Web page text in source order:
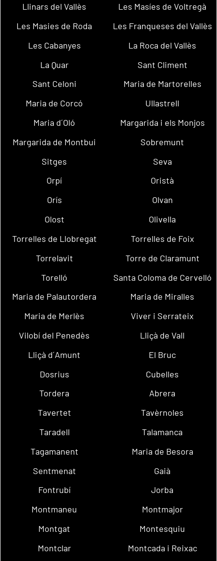
Llinars del Vallès
Les Masíes de Voltregà
Les Masies de Roda
Les Franqueses del Vallès
Les Cabanyes
La Roca del Vallès
La Quar
Sant Climent
Sant Celoni
Maria de Martorelles
Maria de Corcó
Ullastrell
Maria d´Oló
Margarida i els Monjos
Margarida de Montbui
Sobremunt
Sitges
Seva
Orpí
Oristà
Orís
Olvan
Olost
Olivella
Torrelles de Llobregat
Torrelles de Foix
Torrelavit
Torre de Claramunt
Torelló
Santa Coloma de Cervelló
Maria de Palautordera
Maria de Miralles
Maria de Merlès
Viver i Serrateix
Vilobí del Penedès
Lliçà de Vall
Lliçà d´Amunt
El Bruc
Dosrius
Cubelles
Tordera
Abrera
Tavertet
Tavèrnoles
Taradell
Talamanca
Tagamanent
Maria de Besora
Sentmenat
Gaià
Fontrubí
Jorba
Montmaneu
Montmajor
Montgat
Montesquiu
Montclar
Montcada i Reixac